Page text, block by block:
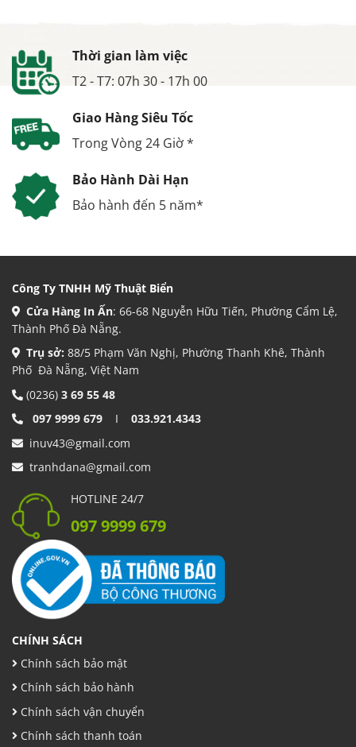
Thời gian làm việc
T2 - T7: 07h 30 - 17h 00
Giao Hàng Siêu Tốc
Trong Vòng 24 Giờ *
Bảo Hành Dài Hạn
Bảo hành đến 5 năm*
Công Ty TNHH Mỹ Thuật Biển
Cửa Hàng In Ấn: 66-68 Nguyễn Hữu Tiến, Phường Cẩm Lệ,
Thành Phố Đà Nẵng.
Trụ sở: 88/5 Phạm Văn Nghị, Phường Thanh Khê, Thành
Phố Đà Nẵng, Việt Nam
(0236) 3 69 55 48
097 9999 679 I 033.921.4343
inuv43@gmail.com
tranhdana@gmail.com
HOTLINE 24/7
097 9999 679
CHÍNH SÁCH
Chính sách bảo mật
Chính sách bảo hành
Chính sách vận chuyển
Chính sách thanh toán